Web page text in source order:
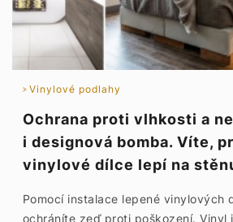
Vinylové podlahy
Ochrana proti vlhkosti a
i designová bomba. Víte,
vinylové dílce lepí na
Pomocí instalace lepené vinylových
ochráníte zeď proti poškození. Vinyl